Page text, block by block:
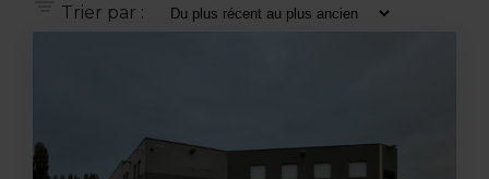
Trier par :